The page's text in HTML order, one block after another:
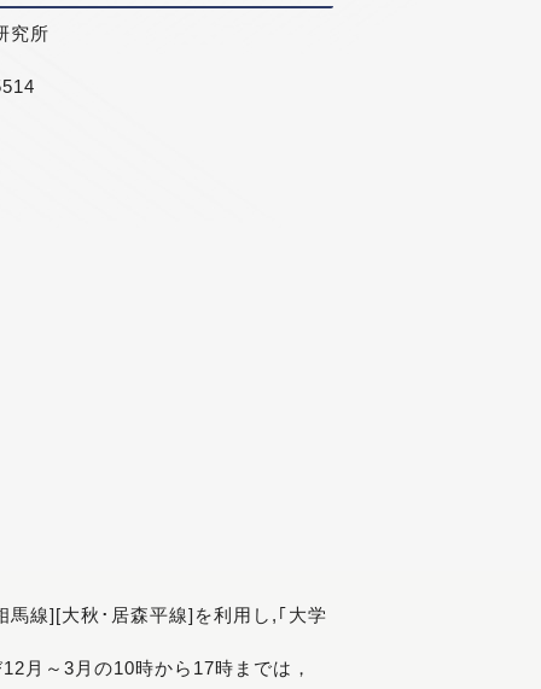
究所
線][大秋･居森平線]を利用し,｢大学
月～3月の10時から17時までは，